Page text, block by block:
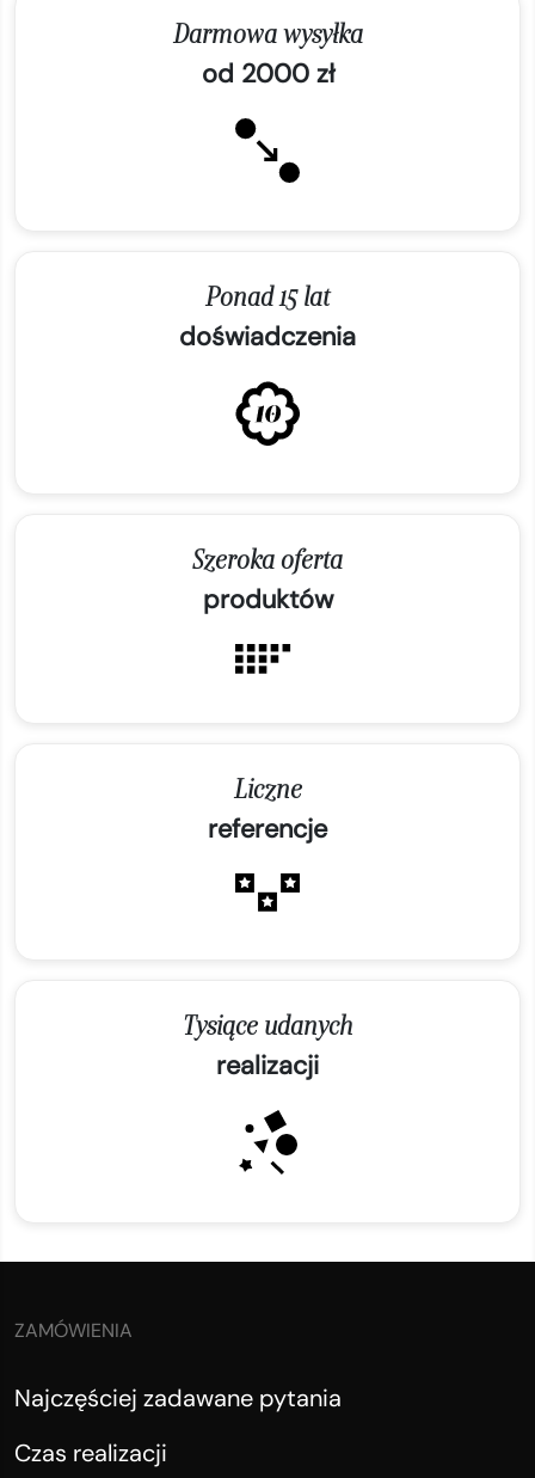
Darmowa wysyłka
od 2000 zł
Ponad 15 lat
doświadczenia
Szeroka oferta
produktów
Liczne
referencje
Tysiące udanych
realizacji
ZAMÓWIENIA
Najczęściej zadawane pytania
Czas realizacji